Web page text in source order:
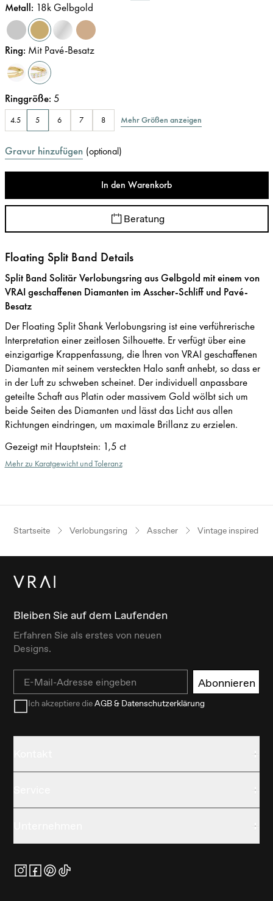
Metall: 18k Gelbgold
Ring: Mit Pavé-Besatz
Ringgröße: 5
4.5 5 6 7 8 Mehr Größen anzeigen
Gravur hinzufügen (optional)
In den Warenkorb
Beratung
Floating Split Band Details
Split Band Solitär Verlobungsring aus Gelbgold mit einem von
VRAI geschaffenen Diamanten im Asscher-Schliff und Pavé-
Besatz
Der Floating Split Shank Verlobungsring ist eine verführerische
Interpretation einer zeitlosen Silhouette. Er verfügt über eine
einzigartige Krappenfassung, die Ihren von VRAI geschaffenen
Diamanten mit seinem versteckten Halo sanft anhebt, so dass er
in der Luft zu schweben scheinet. Der individuell anpassbare
geteilte Schaft aus Platin oder massivem Gold wölbt sich um
beide Seiten des Diamanten und lässt das Licht aus allen
Richtungen eindringen, um maximale Brillanz zu erzielen.
Gezeigt mit Hauptstein: 1,5 ct
Mehr zu Karatgewicht und Toleranz
Startseite Verlobungsring Asscher Vintage inspired
Bleiben Sie auf dem Laufenden
Erfahren Sie als erstes von neuen
Designs.
Email Abonnieren
Ich akzeptiere dieAGB & Datenschutzerklärung